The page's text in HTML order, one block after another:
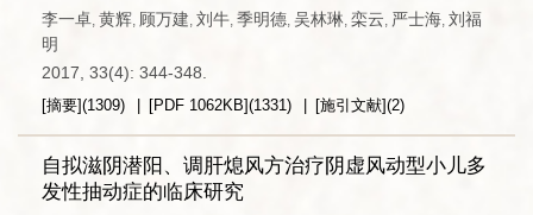
李一卓, 黄辉, 顾万建, 刘牛, 季明德, 吴林琳, 栾云, 严士海, 刘福
明
2017, 33(4): 344-348.
[摘要](1309) [PDF 1062KB](1331) [施引文献](2)
自拟滋阴潜阳、调肝熄风方治疗阴虚风动型小儿多
发性抽动症的临床研究